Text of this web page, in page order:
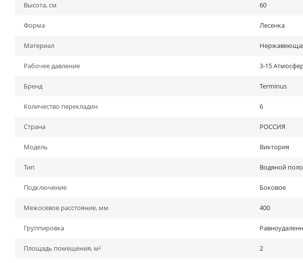
Высота, см 60
Форма Лесенка
Материал
Рабочее давление 3-15
Бренд Terminus
Количество перекладин 6
Страна РОССИЯ
Модель Виктория
Тип Водяной
Подключение Боковое
Межосевое расстояние, мм 400
Группировка
Площадь помещения, м² 2